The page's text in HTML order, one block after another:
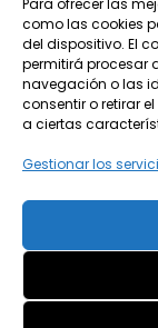
Para ofrecer las
como las cookies
del dispositivo. El
permitirá procesar
navegación o las
consentir o retirar
a ciertas
Gestionar los
© 2024 Todos